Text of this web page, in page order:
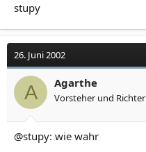
stupy
26. Juni 2002
A Agarthe
Vorsteher und Richter
@stupy: wie wahr